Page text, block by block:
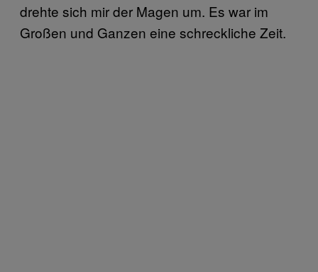
drehte sich mir der Magen um. Es war im
Großen und Ganzen eine schreckliche Zeit.